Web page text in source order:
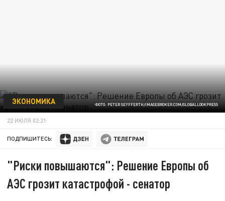
ФОТО: PETER SEYFFERTH/IMAGEBROKER.COM/GLOBALLOOKPRESS
ЭКОНОМИКА
22 ИЮЛЯ 02:21
ПОДПИШИТЕСЬ:
"Риски повышаются": Решение Европы об
АЭС грозит катастрофой - сенатор